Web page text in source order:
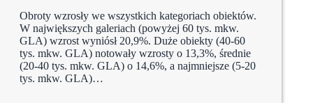
Obroty wzrosły we wszystkich kategoriach obiektów.
W największych galeriach (powyżej 60 tys. mkw.
GLA) wzrost wyniósł 20,9%. Duże obiekty (40-60
tys. mkw. GLA) notowały wzrosty o 13,3%, średnie
(20-40 tys. mkw. GLA) o 14,6%, a najmniejsze (5-20
tys. mkw. GLA)…